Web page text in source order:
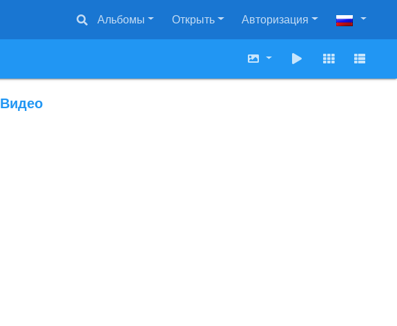
Альбомы Открыть Авторизация
Видео